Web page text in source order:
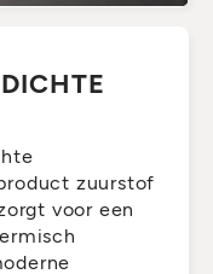
zuurstof
voor een